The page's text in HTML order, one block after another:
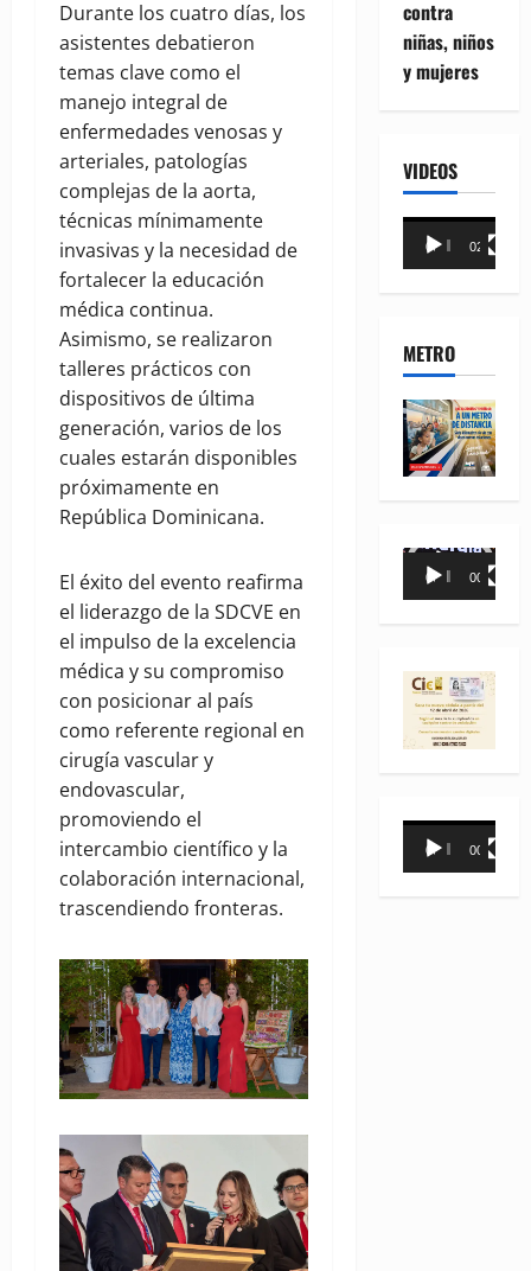
Durante los cuatro días, los
asistentes debatieron
temas clave como el
manejo integral de
enfermedades venosas y
arteriales, patologías
complejas de la aorta,
técnicas mínimamente
invasivas y la necesidad de
fortalecer la educación
médica continua.
Asimismo, se realizaron
talleres prácticos con
dispositivos de última
generación, varios de los
cuales estarán disponibles
próximamente en
República Dominicana.
El éxito del evento reafirma
el liderazgo de la SDCVE en
el impulso de la excelencia
médica y su compromiso
con posicionar al país
como referente regional en
cirugía vascular y
endovascular,
promoviendo el
intercambio científico y la
colaboración internacional,
trascendiendo fronteras.
contra
niñas, niños
y mujeres
VIDEOS
Reproductor
00:00 02:18
METRO
Reproductor
00:00 00:35
Reproductor
00:00 00:31